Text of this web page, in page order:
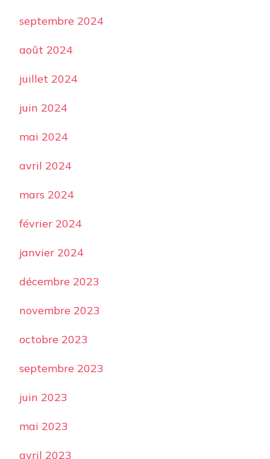
septembre 2024
août 2024
juillet 2024
juin 2024
mai 2024
avril 2024
mars 2024
février 2024
janvier 2024
décembre 2023
novembre 2023
octobre 2023
septembre 2023
juin 2023
mai 2023
avril 2023